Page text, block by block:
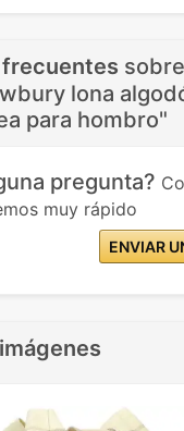
sobre
lona
para hombro"
pregunta?
muy rápido
ENVIAR